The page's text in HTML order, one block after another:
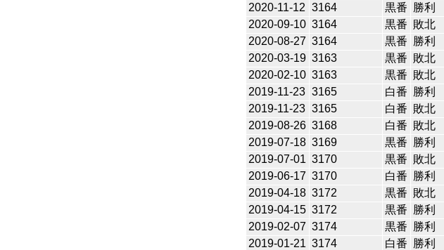
2020-11-12 3164 黒番 勝利
2020-09-10 3164 黒番 敗北
2020-08-27 3164 黒番 勝利
2020-03-19 3163 黒番 敗北
2020-02-10 3163 黒番 敗北
2019-11-23 3165 白番 勝利
2019-11-23 3165 白番 敗北
2019-08-26 3168 白番 敗北
2019-07-18 3169 黒番 勝利
2019-07-01 3170 黒番 敗北
2019-06-17 3170 白番 勝利
2019-04-18 3172 黒番 敗北
2019-04-15 3172 黒番 勝利
2019-02-07 3174 黒番 勝利
2019-01-21 3174 白番 勝利